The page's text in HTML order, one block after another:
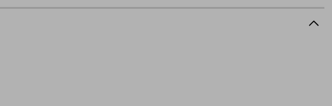
μας. Εφ’ όσον τα επιλέξετε, μπορεί να χρησιμοποιηθούν από τους ανωτέρω
Τα cookies στόχευσης λειτουργούν αναγνωρίζοντας με μοναδικό τρόπο
στοχευμένες διαφημίσεις μας σε διαφορετικούς ιστότοπους.